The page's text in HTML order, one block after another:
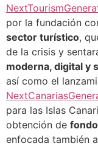
por la fundación
sector turístico,
de la crisis y
moderna, digital y
así como el
para las Islas
obtención de
enfocada también